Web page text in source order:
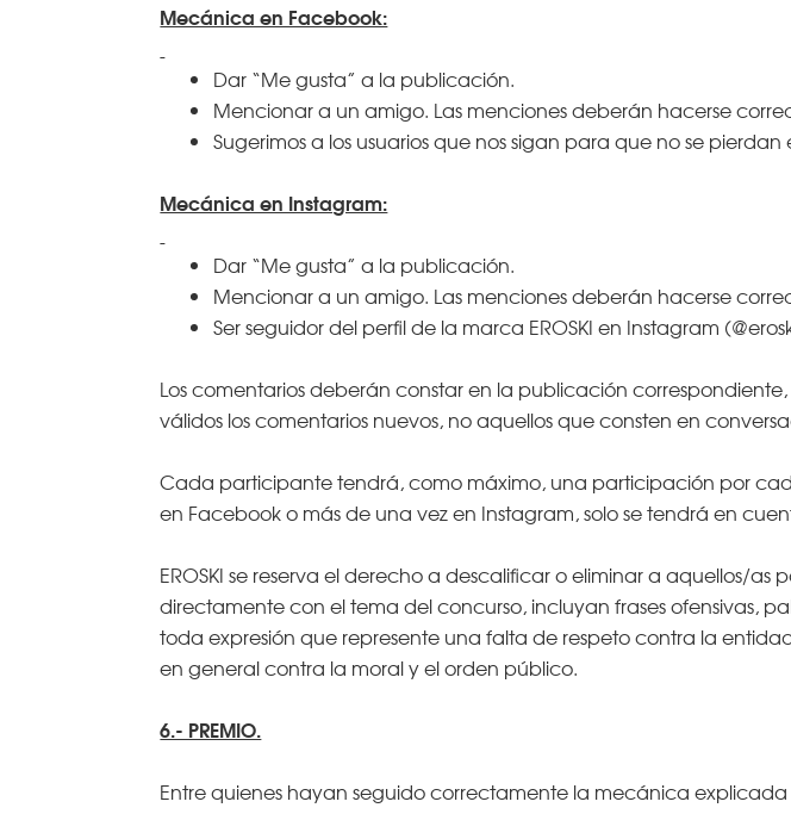
Mecánica en Facebook:
Dar “Me gusta” a la publicación.
Mencionar a un amigo. Las menciones deberán hacerse
Sugerimos a los usuarios que nos sigan para que no se pierdan
Mecánica en Instagram:
Dar “Me gusta” a la publicación.
Mencionar a un amigo. Las menciones deberán hacerse
Ser seguidor del perfil de la marca EROSKI en Instagram
Los comentarios deberán constar en la publicación
válidos los comentarios nuevos, no aquellos que consten en
Cada participante tendrá, como máximo, una participación por
en Facebook o más de una vez en Instagram, solo se tendrá en
EROSKI se reserva el derecho a descalificar o eliminar a aquellos/
directamente con el tema del concurso, incluyan frases ofensivas,
toda expresión que represente una falta de respeto contra la
en general contra la moral y el orden público.
6.- PREMIO.
Entre quienes hayan seguido correctamente la mecánica explicada